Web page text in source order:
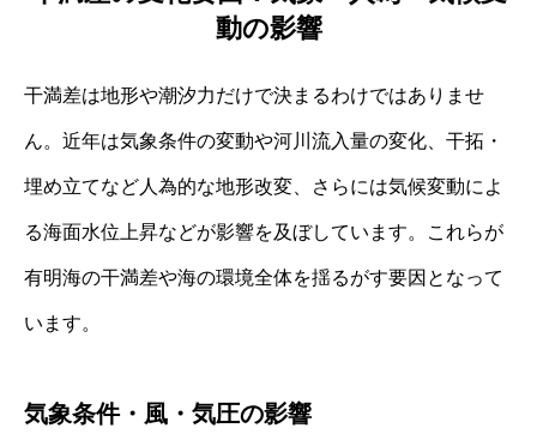
動の影響
干満差は地形や潮汐力だけで決まるわけではありませ
ん。近年は気象条件の変動や河川流入量の変化、干拓・
埋め立てなど人為的な地形改変、さらには気候変動によ
る海面水位上昇などが影響を及ぼしています。これらが
有明海の干満差や海の環境全体を揺るがす要因となって
います。
気象条件・風・気圧の影響